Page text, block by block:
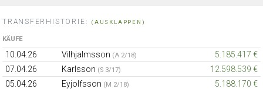
TRANSFERHISTORIE: (AUSKLAPPEN)
KÄUFE
10.04.26 Vilhjalmsson (A 2/18)
5.185.417 €
07.04.26
Karlsson (S 3/17)
12.598.539 €
05.04.26
Eyjolfsson (M 2/18) 5.188.170 €